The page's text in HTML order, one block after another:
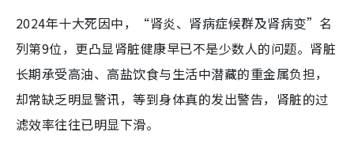
2024年十大死因中，“肾炎、肾病症候群及肾病变”名
列第9位，更凸显肾脏健康早已不是少数人的问题。肾脏
长期承受高油、高盐饮食与生活中潜藏的重金属负担，
却常缺乏明显警讯，等到身体真的发出警告，肾脏的过
滤效率往往已明显下滑。